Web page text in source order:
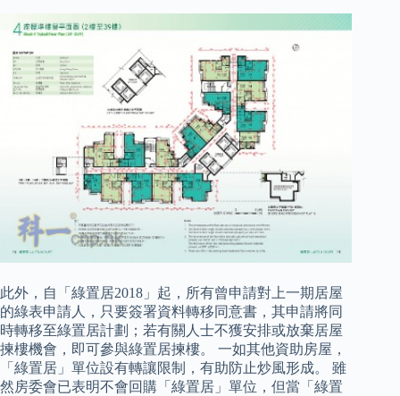
此外，自「綠置居2018」起，所有曾申請對上一期居屋
的綠表申請人，只要簽署資料轉移同意書，其申請將同
時轉移至綠置居計劃；若有關人士不獲安排或放棄居屋
揀樓機會，即可參與綠置居揀樓。 一如其他資助房屋，
「綠置居」單位設有轉讓限制，有助防止炒風形成。 雖
然房委會已表明不會回購「綠置居」單位，但當「綠置